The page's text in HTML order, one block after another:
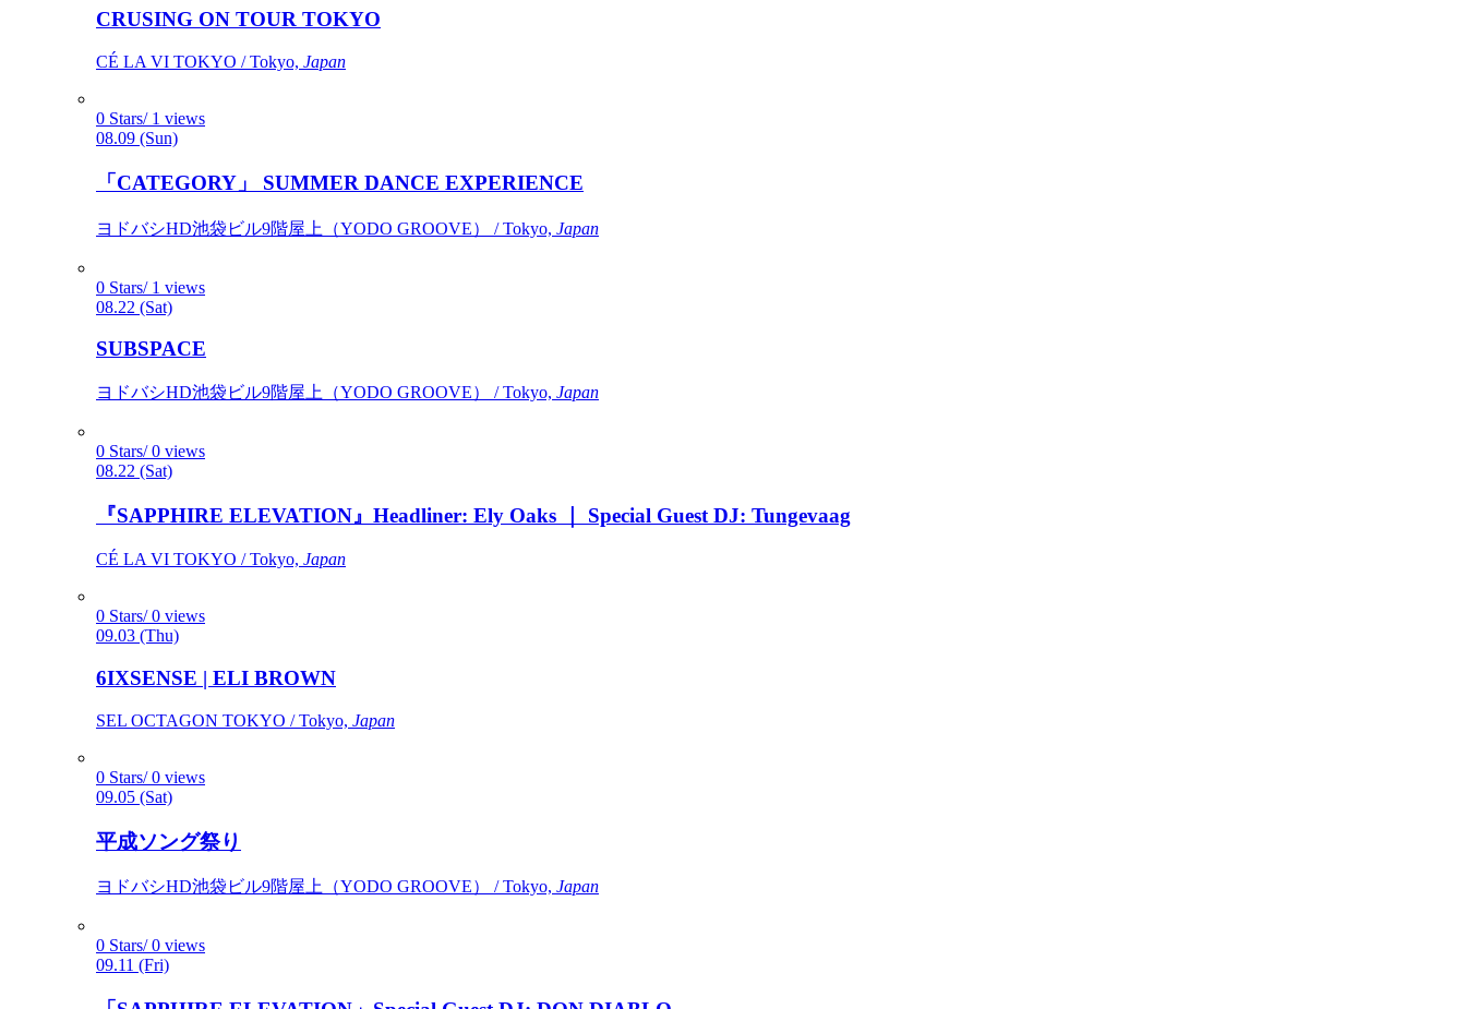
CRUSING ON TOUR TOKYO
CÉ LA VI TOKYO / Tokyo, Japan
0 Stars/ 1 views
08.09 (Sun)
「CATEGORY」 SUMMER DANCE EXPERIENCE
ヨドバシHD池袋ビル9階屋上（YODO GROOVE） / Tokyo, Japan
0 Stars/ 1 views
08.22 (Sat)
SUBSPACE
ヨドバシHD池袋ビル9階屋上（YODO GROOVE） / Tokyo, Japan
0 Stars/ 0 views
08.22 (Sat)
『SAPPHIRE ELEVATION』Headliner: Ely Oaks ｜ Special Guest DJ: Tungevaag
CÉ LA VI TOKYO / Tokyo, Japan
0 Stars/ 0 views
09.03 (Thu)
6IXSENSE | ELI BROWN
SEL OCTAGON TOKYO / Tokyo, Japan
0 Stars/ 0 views
09.05 (Sat)
平成ソング祭り
ヨドバシHD池袋ビル9階屋上（YODO GROOVE） / Tokyo, Japan
0 Stars/ 0 views
09.11 (Fri)